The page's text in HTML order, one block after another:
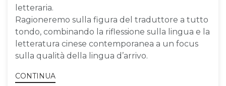
letteraria.
Ragioneremo sulla figura del traduttore a tutto
tondo, combinando la riflessione sulla lingua e la
letteratura cinese contemporanea a un focus
sulla qualità della lingua d’arrivo.
CONTINUA